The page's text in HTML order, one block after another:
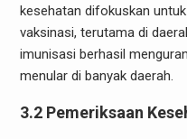
kesehatan difokuskan
vaksinasi, terutama di
imunisasi berhasil
menular di banyak daerah.
3.2 Pemeriksaan